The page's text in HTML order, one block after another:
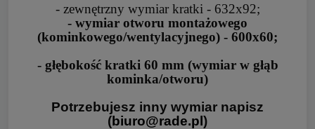
- zewnętrzny wymiar kratki - 632x92;
- wymiar otworu montażowego
(kominkowego/wentylacyjnego) - 600x60;
- głębokość kratki 60 mm (wymiar w głąb
kominka/otworu)
Potrzebujesz inny wymiar napisz
(biuro@rade.pl)